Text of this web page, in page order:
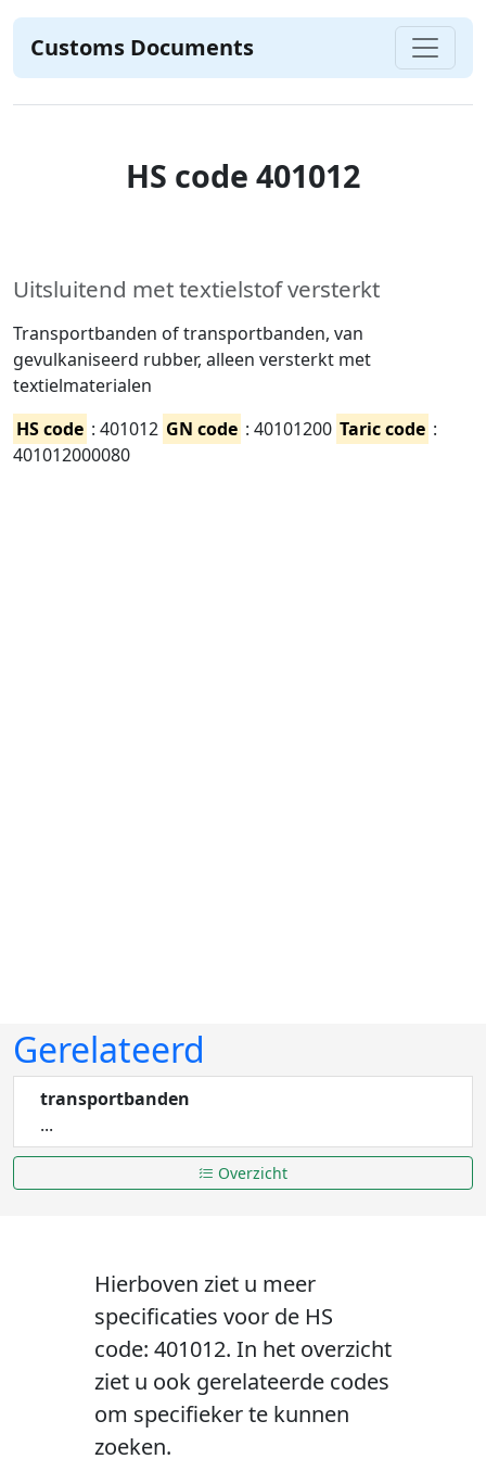
Customs Documents
HS code 401012
Uitsluitend met textielstof versterkt
Transportbanden of transportbanden, van
gevulkaniseerd rubber, alleen versterkt met
textielmaterialen
HS code : 401012 GN code : 40101200 Taric code :
401012000080
Gerelateerd
transportbanden
...
Overzicht
Hierboven ziet u meer
specificaties voor de HS
code: 401012. In het overzicht
ziet u ook gerelateerde codes
om specifieker te kunnen
zoeken.